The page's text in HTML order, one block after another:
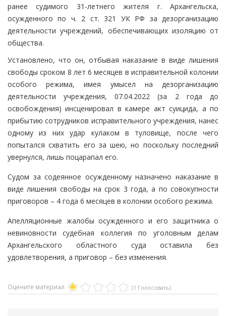
ранее судимого 31-летнего жителя г. Архангельска,
осужденного по ч. 2 ст. 321 УК РФ за дезорганизацию
деятельности учреждений, обеспечивающих изоляцию от
общества.
Установлено, что он, отбывая наказание в виде лишения
свободы сроком 8 лет 6 месяцев в исправительной колонии
особого режима, имея умысел на дезорганизацию
деятельности учреждения, 07.04.2022 (за 2 года до
освобождения) инсценировал в камере акт суицида, а по
прибытию сотрудников исправительного учреждения, нанес
одному из них удар кулаком в туловище, после чего
попытался схватить его за шею, но поскольку последний
увернулся, лишь поцарапал его.
Судом за содеянное осужденному назначено наказание в
виде лишения свободы на срок 3 года, а по совокупности
приговоров – 4 года 6 месяцев в колонии особого режима.
Апелляционные жалобы осужденного и его защитника о
невиновности судебная коллегия по уголовным делам
Архангельского областного суда оставила без
удовлетворения, а приговор – без изменения.
Оцените материал (1 Голосовать)